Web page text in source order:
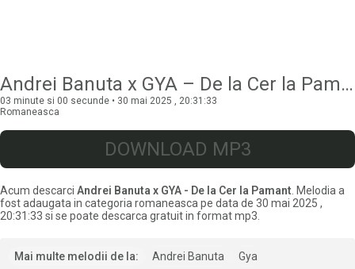
Andrei Banuta x GYA – De la Cer la Pamant
03 minute si 00 secunde • 30 mai 2025 , 20:31:33
Romaneasca
DOWNLOAD MP3
Acum descarci Andrei Banuta x GYA - De la Cer la Pamant . Melodia a
fost adaugata in categoria romaneasca pe data de 30 mai 2025 ,
20:31:33 si se poate descarca gratuit in format mp3.
Mai multe melodii de la: Andrei Banuta Gya